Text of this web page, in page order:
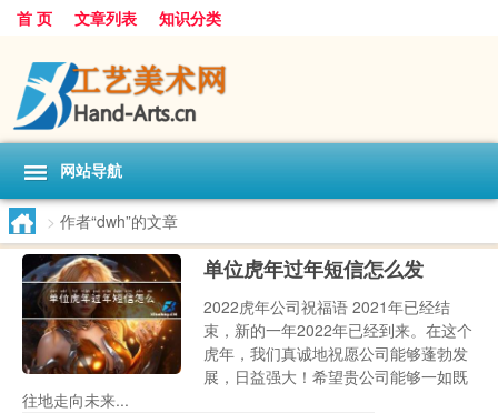
首 页 文章列表 知识分类
网站导航
> 作者“dwh”的文章
单位虎年过年短信怎么发
2022虎年公司祝福语 2021年已经结
束，新的一年2022年已经到来。在这个
虎年，我们真诚地祝愿公司能够蓬勃发
展，日益强大！希望贵公司能够一如既
往地走向未来...